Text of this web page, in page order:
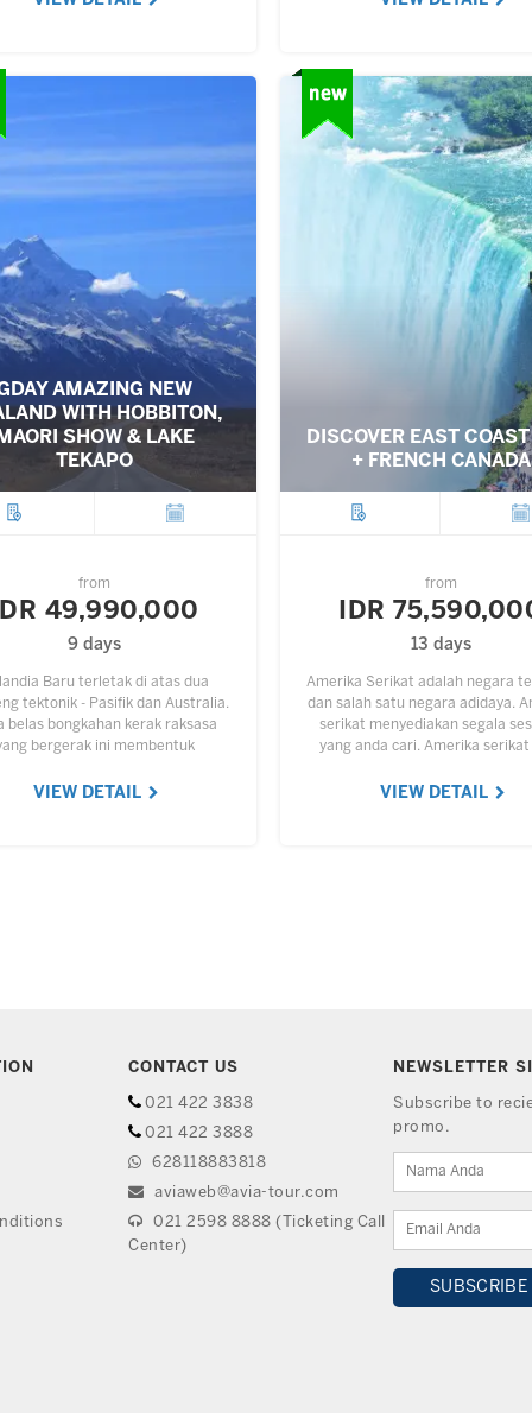
AMAZING NEW
WITH HOBBITON,
MAORI SHOW & LAKE
TEKAPO
from
IDR 49,990,000
9 days
Baru terletak di atas dua
tektonik - Pasifik dan Australia.
belas bongkahan kerak raksasa
bergerak ini membentuk
Utara) dan sebagian South…
VIEW DETAIL
DISCOVER EAST
+ FRENCH CANADA
from
IDR
13 days
Amerika Serikat adalah negara
dan salah satu negara adidaya.
serikat menyediakan segala
yang anda cari. Amerika serikat
indah untuk kita bisa jalan-
VIEW DETAIL
CONTACT US
021 422 3838
021 422 3888
628118883818
aviaweb@avia-tour.com
021 2598 8888 (Ticketing Call
Center)
NEWSLETTER
Subscribe to
promo.